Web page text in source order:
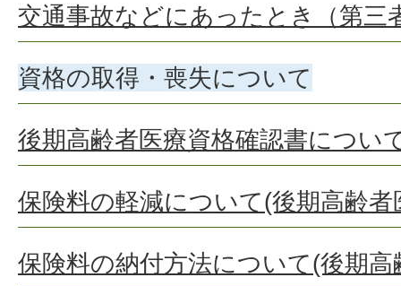
交通事故などにあったとき（第三
資格の取得・喪失について
後期高齢者医療資格確認書につい
保険料の軽減について(後期高齢者
保険料の納付方法について(後期高